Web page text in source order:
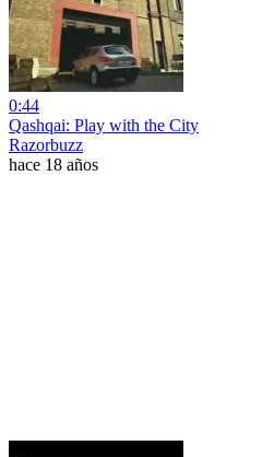
0:44
Qashqai: Play with the City
Razorbuzz
hace 18 años